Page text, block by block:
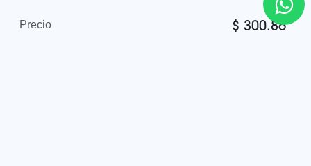
Precio $ 300.86